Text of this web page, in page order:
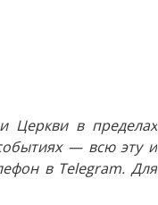
Церкви в пределах
— всю эту и
в Telegram. Для